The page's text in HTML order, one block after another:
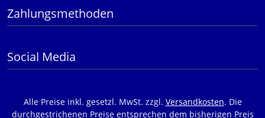
Zahlungsmethoden
Social Media
Alle Preise inkl. gesetzl. MwSt. zzgl. Versandkosten. Die
durchgestrichenen Preise entsprechen dem bisherigen Preis